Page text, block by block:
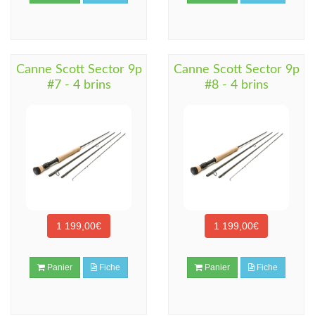
Canne Scott Sector 9p
#7 - 4 brins
1 199,00€
Panier Fiche
Canne Scott Sector 9p
#8 - 4 brins
1 199,00€
Panier Fiche